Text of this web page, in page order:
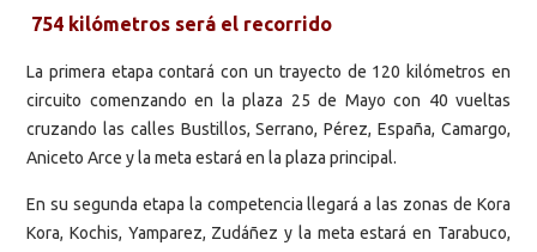
754 kilómetros será el recorrido
La primera etapa contará con un trayecto de 120 kilómetros en
circuito comenzando en la plaza 25 de Mayo con 40 vueltas
cruzando las calles Bustillos, Serrano, Pérez, España, Camargo,
Aniceto Arce y la meta estará en la plaza principal.
En su segunda etapa la competencia llegará a las zonas de Kora
Kora, Kochis, Yamparez, Zudáñez y la meta estará en Tarabuco,